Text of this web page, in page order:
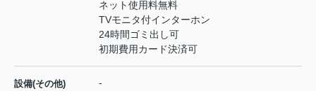
ネット使用料無料
TVモニタ付インターホン
24時間ゴミ出し可
初期費用カード決済可
設備(その他) -